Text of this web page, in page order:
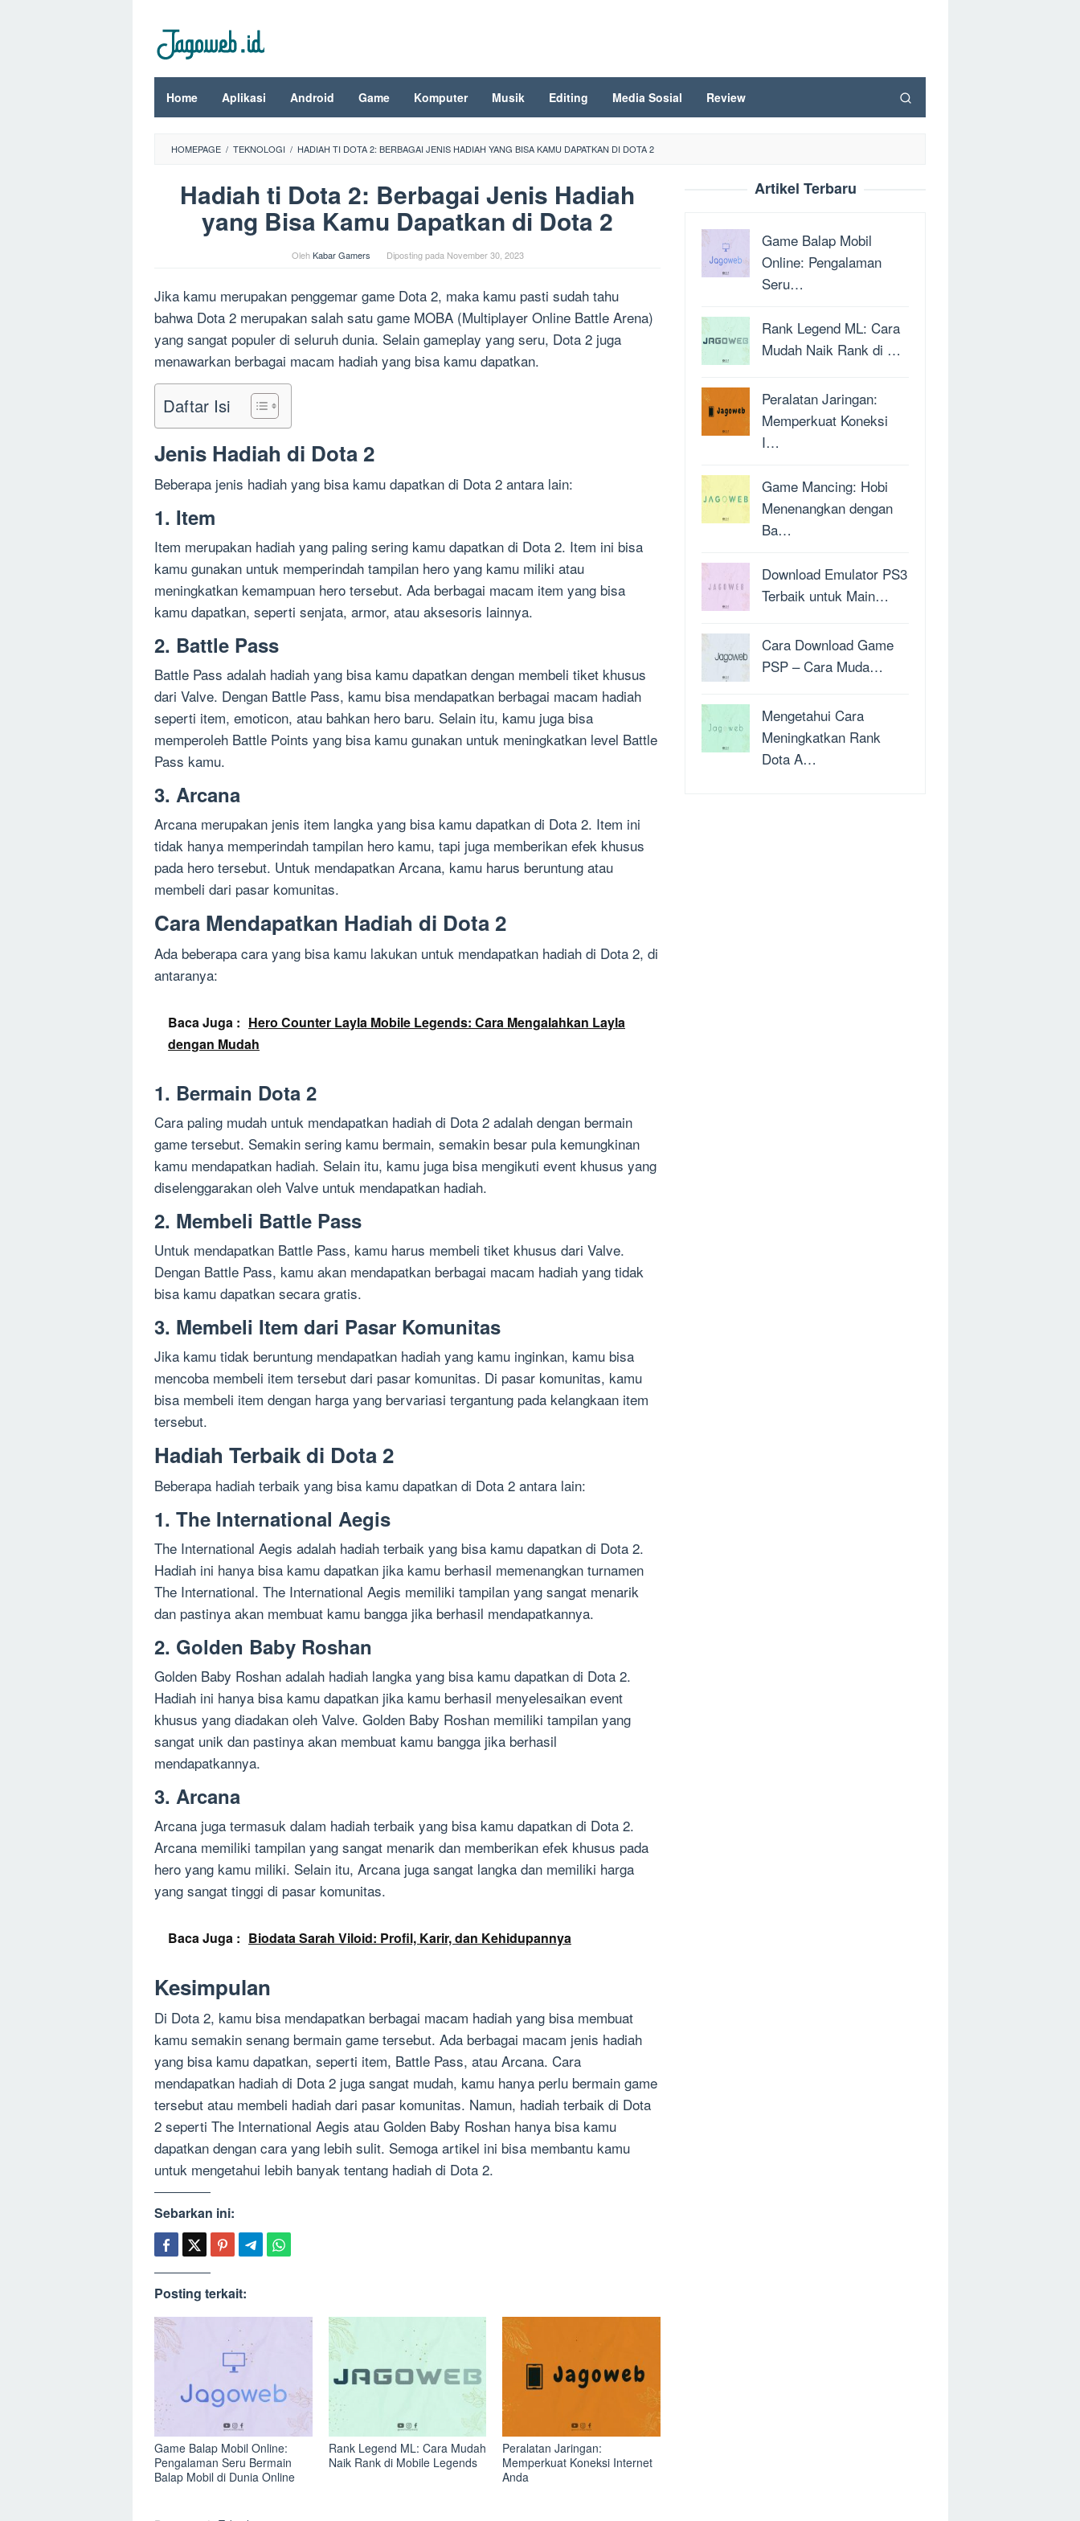
konten
Home Aplikasi Android Game Komputer Musik Editing Media Sosial Review
HOMEPAGE / TEKNOLOGI / HADIAH TI DOTA 2: BERBAGAI JENIS HADIAH YANG BISA KAMU DAPATKAN DI DOTA 2
Hadiah ti Dota 2: Berbagai Jenis Hadiah
yang Bisa Kamu Dapatkan di Dota 2
OlehKabar Gamers Diposting pada November 30, 2023
Jika kamu merupakan penggemar game Dota 2, maka kamu pasti sudah tahu
bahwa Dota 2 merupakan salah satu game MOBA (Multiplayer Online Battle Arena)
yang sangat populer di seluruh dunia. Selain gameplay yang seru, Dota 2 juga
menawarkan berbagai macam hadiah yang bisa kamu dapatkan.
Daftar Isi
Jenis Hadiah di Dota 2
Beberapa jenis hadiah yang bisa kamu dapatkan di Dota 2 antara lain:
1. Item
Item merupakan hadiah yang paling sering kamu dapatkan di Dota 2. Item ini bisa
kamu gunakan untuk memperindah tampilan hero yang kamu miliki atau
meningkatkan kemampuan hero tersebut. Ada berbagai macam item yang bisa
kamu dapatkan, seperti senjata, armor, atau aksesoris lainnya.
2. Battle Pass
Battle Pass adalah hadiah yang bisa kamu dapatkan dengan membeli tiket khusus
dari Valve. Dengan Battle Pass, kamu bisa mendapatkan berbagai macam hadiah
seperti item, emoticon, atau bahkan hero baru. Selain itu, kamu juga bisa
memperoleh Battle Points yang bisa kamu gunakan untuk meningkatkan level Battle
Pass kamu.
3. Arcana
Arcana merupakan jenis item langka yang bisa kamu dapatkan di Dota 2. Item ini
tidak hanya memperindah tampilan hero kamu, tapi juga memberikan efek khusus
pada hero tersebut. Untuk mendapatkan Arcana, kamu harus beruntung atau
membeli dari pasar komunitas.
Cara Mendapatkan Hadiah di Dota 2
Ada beberapa cara yang bisa kamu lakukan untuk mendapatkan hadiah di Dota 2, di
antaranya:
Baca Juga : Hero Counter Layla Mobile Legends: Cara Mengalahkan Layla
dengan Mudah
1. Bermain Dota 2
Cara paling mudah untuk mendapatkan hadiah di Dota 2 adalah dengan bermain
game tersebut. Semakin sering kamu bermain, semakin besar pula kemungkinan
kamu mendapatkan hadiah. Selain itu, kamu juga bisa mengikuti event khusus yang
diselenggarakan oleh Valve untuk mendapatkan hadiah.
2. Membeli Battle Pass
Untuk mendapatkan Battle Pass, kamu harus membeli tiket khusus dari Valve.
Dengan Battle Pass, kamu akan mendapatkan berbagai macam hadiah yang tidak
bisa kamu dapatkan secara gratis.
3. Membeli Item dari Pasar Komunitas
Jika kamu tidak beruntung mendapatkan hadiah yang kamu inginkan, kamu bisa
mencoba membeli item tersebut dari pasar komunitas. Di pasar komunitas, kamu
bisa membeli item dengan harga yang bervariasi tergantung pada kelangkaan item
tersebut.
Hadiah Terbaik di Dota 2
Beberapa hadiah terbaik yang bisa kamu dapatkan di Dota 2 antara lain:
1. The International Aegis
The International Aegis adalah hadiah terbaik yang bisa kamu dapatkan di Dota 2.
Hadiah ini hanya bisa kamu dapatkan jika kamu berhasil memenangkan turnamen
The International. The International Aegis memiliki tampilan yang sangat menarik
dan pastinya akan membuat kamu bangga jika berhasil mendapatkannya.
2. Golden Baby Roshan
Golden Baby Roshan adalah hadiah langka yang bisa kamu dapatkan di Dota 2.
Hadiah ini hanya bisa kamu dapatkan jika kamu berhasil menyelesaikan event
khusus yang diadakan oleh Valve. Golden Baby Roshan memiliki tampilan yang
sangat unik dan pastinya akan membuat kamu bangga jika berhasil
mendapatkannya.
3. Arcana
Arcana juga termasuk dalam hadiah terbaik yang bisa kamu dapatkan di Dota 2.
Arcana memiliki tampilan yang sangat menarik dan memberikan efek khusus pada
hero yang kamu miliki. Selain itu, Arcana juga sangat langka dan memiliki harga
yang sangat tinggi di pasar komunitas.
Baca Juga : Biodata Sarah Viloid: Profil, Karir, dan Kehidupannya
Kesimpulan
Di Dota 2, kamu bisa mendapatkan berbagai macam hadiah yang bisa membuat
kamu semakin senang bermain game tersebut. Ada berbagai macam jenis hadiah
yang bisa kamu dapatkan, seperti item, Battle Pass, atau Arcana. Cara
mendapatkan hadiah di Dota 2 juga sangat mudah, kamu hanya perlu bermain game
tersebut atau membeli hadiah dari pasar komunitas. Namun, hadiah terbaik di Dota
2 seperti The International Aegis atau Golden Baby Roshan hanya bisa kamu
dapatkan dengan cara yang lebih sulit. Semoga artikel ini bisa membantu kamu
untuk mengetahui lebih banyak tentang hadiah di Dota 2.
Sebarkan ini:
Posting terkait:
Game Balap Mobil Online:
Pengalaman Seru Bermain
Balap Mobil di Dunia Online
Rank Legend ML: Cara Mudah
Naik Rank di Mobile Legends
Peralatan Jaringan:
Memperkuat Koneksi Internet
Anda
Artikel Terbaru
Game Balap Mobil
Online: Pengalaman
Seru…
Rank Legend ML: Cara
Mudah Naik Rank di …
Peralatan Jaringan:
Memperkuat Koneksi
I…
Game Mancing: Hobi
Menenangkan dengan
Ba…
Download Emulator PS3
Terbaik untuk Main…
Cara Download Game
PSP – Cara Muda…
Mengetahui Cara
Meningkatkan Rank
Dota A…